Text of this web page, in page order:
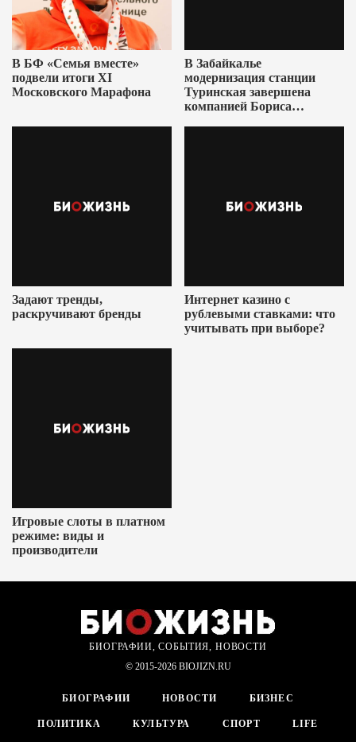
В БФ «Семья вместе»
подвели итоги XI
Московского Марафона
В Забайкалье
модернизация станции
Туринская завершена
компанией Бориса
Задают тренды,
раскручивают бренды
Интернет казино с
рублевыми ставками: что
учитывать при выборе?
Игровые слоты в платном
режиме: виды и
производители
БИОГРАФИИ, СОБЫТИЯ, НОВОСТИ
© 2015-2026 BIOJIZN.RU
БИОГРАФИИ НОВОСТИ БИЗНЕС
ПОЛИТИКА КУЛЬТУРА СПОРТ LIFE